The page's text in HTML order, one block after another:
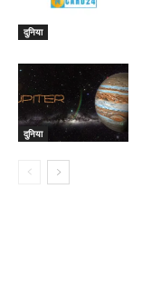
दुनिया
दुनिया